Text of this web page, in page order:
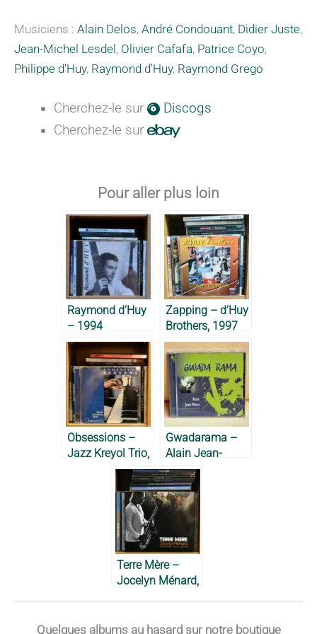
Musiciens : Alain Delos, André Condouant, Didier Juste,
Jean-Michel Lesdel , Olivier Cafafa, Patrice Coyo,
Philippe d'Huy, Raymond d'Huy, Raymond Grego
Cherchez-le sur
Discogs
Cherchez-le sur
Pour aller plus loin
Raymond d’Huy
– 1994
Zapping – d’Huy
Brothers, 1997
Obsessions –
Jazz Kreyol Trio,
Gwadarama –
Alain Jean-
Marie, 2009
Terre Mère –
Jocelyn Ménard,
Quelques albums au hasard sur notre boutique